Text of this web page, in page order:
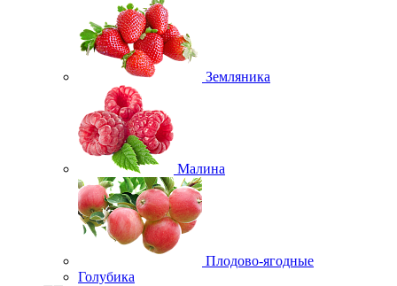
Земляника
Малина
Плодово-ягодные
Голубика